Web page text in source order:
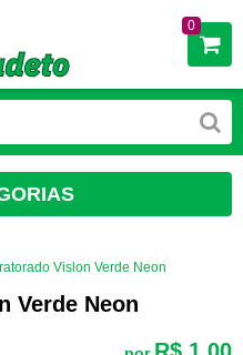
0
Vislon Verde Neon
Verde Neon
R$ 1,00